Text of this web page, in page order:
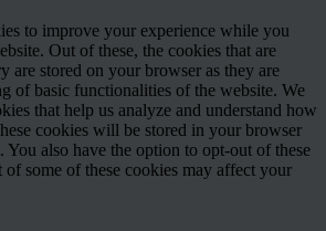
to improve your experience while you
Out of these, the cookies that are
are stored on your browser as they are
of basic functionalities of the website. We
that help us analyze and understand how
cookies will be stored in your browser
also have the option to opt-out of these
some of these cookies may affect your